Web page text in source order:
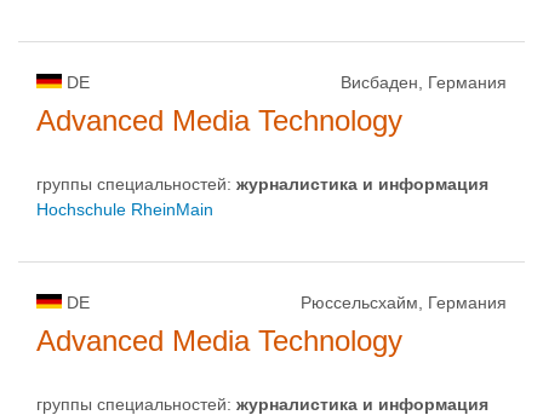
DE Висбаден, Германия
Advanced Media Technology
группы специальностей: журналистика и информация
Hochschule RheinMain
DE Рюссельсхайм, Германия
Advanced Media Technology
группы специальностей: журналистика и информация